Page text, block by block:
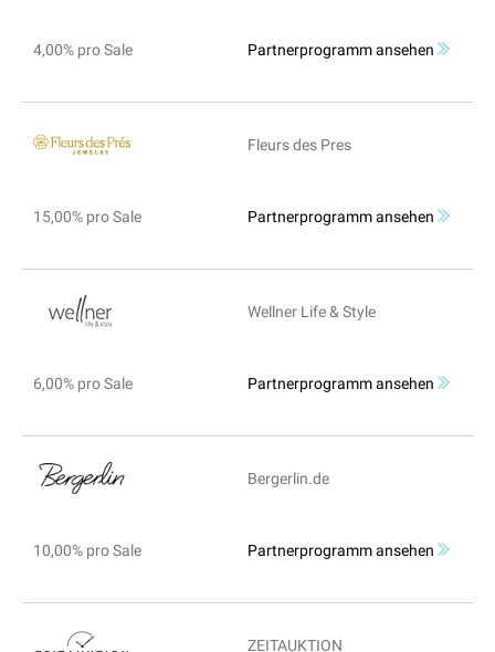
4,00% pro Sale Partnerprogramm ansehen
Fleurs des Pres
15,00% pro Sale Partnerprogramm ansehen
Wellner Life & Style
6,00% pro Sale Partnerprogramm ansehen
Bergerlin.de
10,00% pro Sale Partnerprogramm ansehen
ZEITAUKTION